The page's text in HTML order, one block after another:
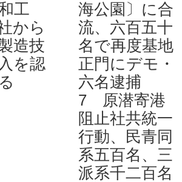
工
から
造技
を認
海公園〕に合
流、六百五十
名で再度基地
正門にデモ・
六名逮捕
7 原潜寄港
阻止社共統一
行動、民青同
系五百名、三
派系千二百名